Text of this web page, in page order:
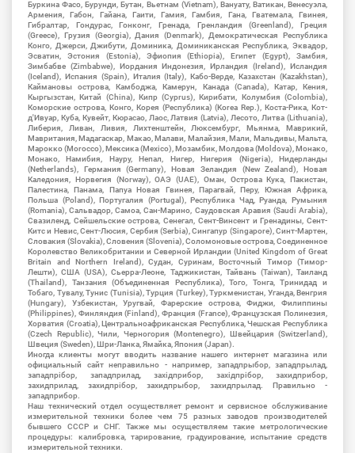
Буркина Фасо, Бурунди, Бутан, Вьетнам (Vietnam), Вануату, Ватикан, Венесуэла,
Армения, Габон, Гайана, Гаити, Гамия, Гамбия, Гана, Гватемала, Гвинея,
Гибралтар, Гондурас, Гонконг, Гренада, Гренландия (Greenland), Греция
(Greece), Грузия (Georgia), Дания (Denmark), Демократическая Республика
Конго, Джерси, Джибути, Доминика, Доминиканская Республика, Эквадор,
Эсватин, Эстония (Estonia), Эфиопия (Ethiopia), Египет (Egypt), Замбия,
Зимбабве (Zimbabwe), Иордания Индонезия, Ирландия (Ireland), Исландия
(Iceland), Испания (Spain), Италия (Italy), Кабо-Верде, Казахстан (Kazakhstan),
Каймановы острова, Камбоджа, Камерун, Канада (Canada), Катар, Кения,
Кыргызстан, Китай (China), Кипр (Cyprus), Кирибати, Колумбия (Colombia),
Коморские острова, Конго, Корея (Республика) (Korea Rep.), Коста-Рика, Кот-
д'Ивуар, Куба, Кувейт, Кюрасао, Лаос, Латвия (Latvia), Лесото, Литва (Lithuania),
Либерия, Ливан, Ливия, Лихтенштейн, Люксембург, Мьянма, Маврикий,
Мавритания, Мадагаскар, Макао, Малави, Малайзия, Мали, Мальдивы, Мальта,
Марокко (Morocco), Мексика (Mexico), Мозамбик, Молдова (Moldova), Монако,
Монако, Намибия, Науру, Непал, Нигер, Нигерия (Nigeria), Нидерланды
(Netherlands), Германия (Germany), Новая Зеландия (New Zealand), Новая
Каледония, Норвегия (Norway), ОАЭ (UAE), Оман, Острова Кука, Пакистан,
Палестина, Панама, Папуа Новая Гвинея, Парагвай, Перу, Южная Африка,
Польша (Poland), Португалия (Portugal), Республика Чад, Руанда, Румыния
(Romania), Сальвадор, Самоа, Сан-Марино, Саудовская Аравия (Saudi Arabia),
Свазиленд, Сейшельские острова, Сенегал, Сент-Винсент и Гренадины, Сент-
Китс и Невис, Сент-Люсия, Сербия (Serbia), Сингапур (Singapore), Синт-Мартен,
Словакия (Slovakia), Словения (Slovenia), Соломоновые острова, Соединенное
Королевство Великобритании и Северной Ирландии (United Kingdom of Great
Britain and Northern Ireland), Судан, Суринам, Восточный Тимор (Тимор-
Лешти), США (USA), Сьерра-Леоне, Таджикистан, Тайвань (Taiwan), Таиланд
(Thailand), Танзания (Объединенная Республика), Того, Тонга, Тринидад и
Тобаго, Тувалу, Тунис (Tunisia), Турция (Turkey), Туркменистан, Уганда, Венгрия
(Hungary), Узбекистан, Уругвай, Фарерские острова, Фиджи, Филиппины
(Philippines), Финляндия (Finland), Франция (France), Французская Полинезия,
Хорватия (Croatia), Центральноафриканская Республика, Чешская Республика
(Czech Republic), Чили, Черногория (Montenegro), Швейцария (Switzerland),
Швеция (Sweden), Шри-Ланка, Ямайка, Япония (Japan).
Иногда клиенты могут вводить название нашего интернет магазина или
официальный сайт неправильно - например, западпрыбор, западпрылад,
западпрібор, западприлад, західприбор, західпрібор, захидприбор,
захидприлад, захидпрібор, захидпрыбор, захидпрылад. Правильно -
западприбор.
Наш технический отдел осуществляет ремонт и сервисное обслуживание
измерительной техники более чем 75 разных заводов производителей
бывшего СССР и СНГ. Также мы осуществляем такие метрологические
процедуры: калибровка, тарирование, градуирование, испытание средств
измерительной техники.